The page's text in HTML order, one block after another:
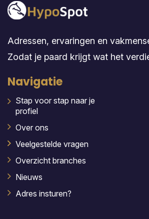
Adressen, ervaringen en
Zodat je paard krijgt wat het
Navigatie
Stap voor stap naar je
profiel
Over ons
Veelgestelde vragen
Overzicht branches
Nieuws
Adres insturen?